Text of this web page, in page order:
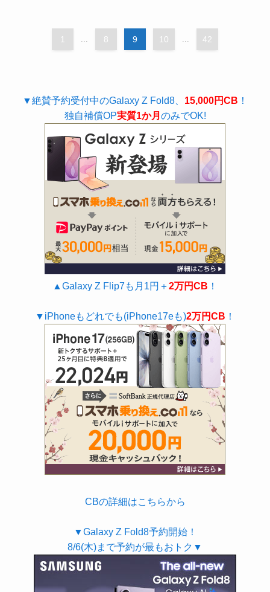
1 ... 8 9 10 ... 42
▼絶賛予約受付中のGalaxy Z Fold8、 15,000円CB ！
独自補償OP実質1か月 のみでOK!
▲Galaxy Z Flip7も月1円＋2万円CB ！
▼iPhoneもどれでも(iPhone17eも)2万円CB ！
CBの詳細はこちらから
▼Galaxy Z Fold8予約開始！
8/6(木)まで予約が最もおトク▼